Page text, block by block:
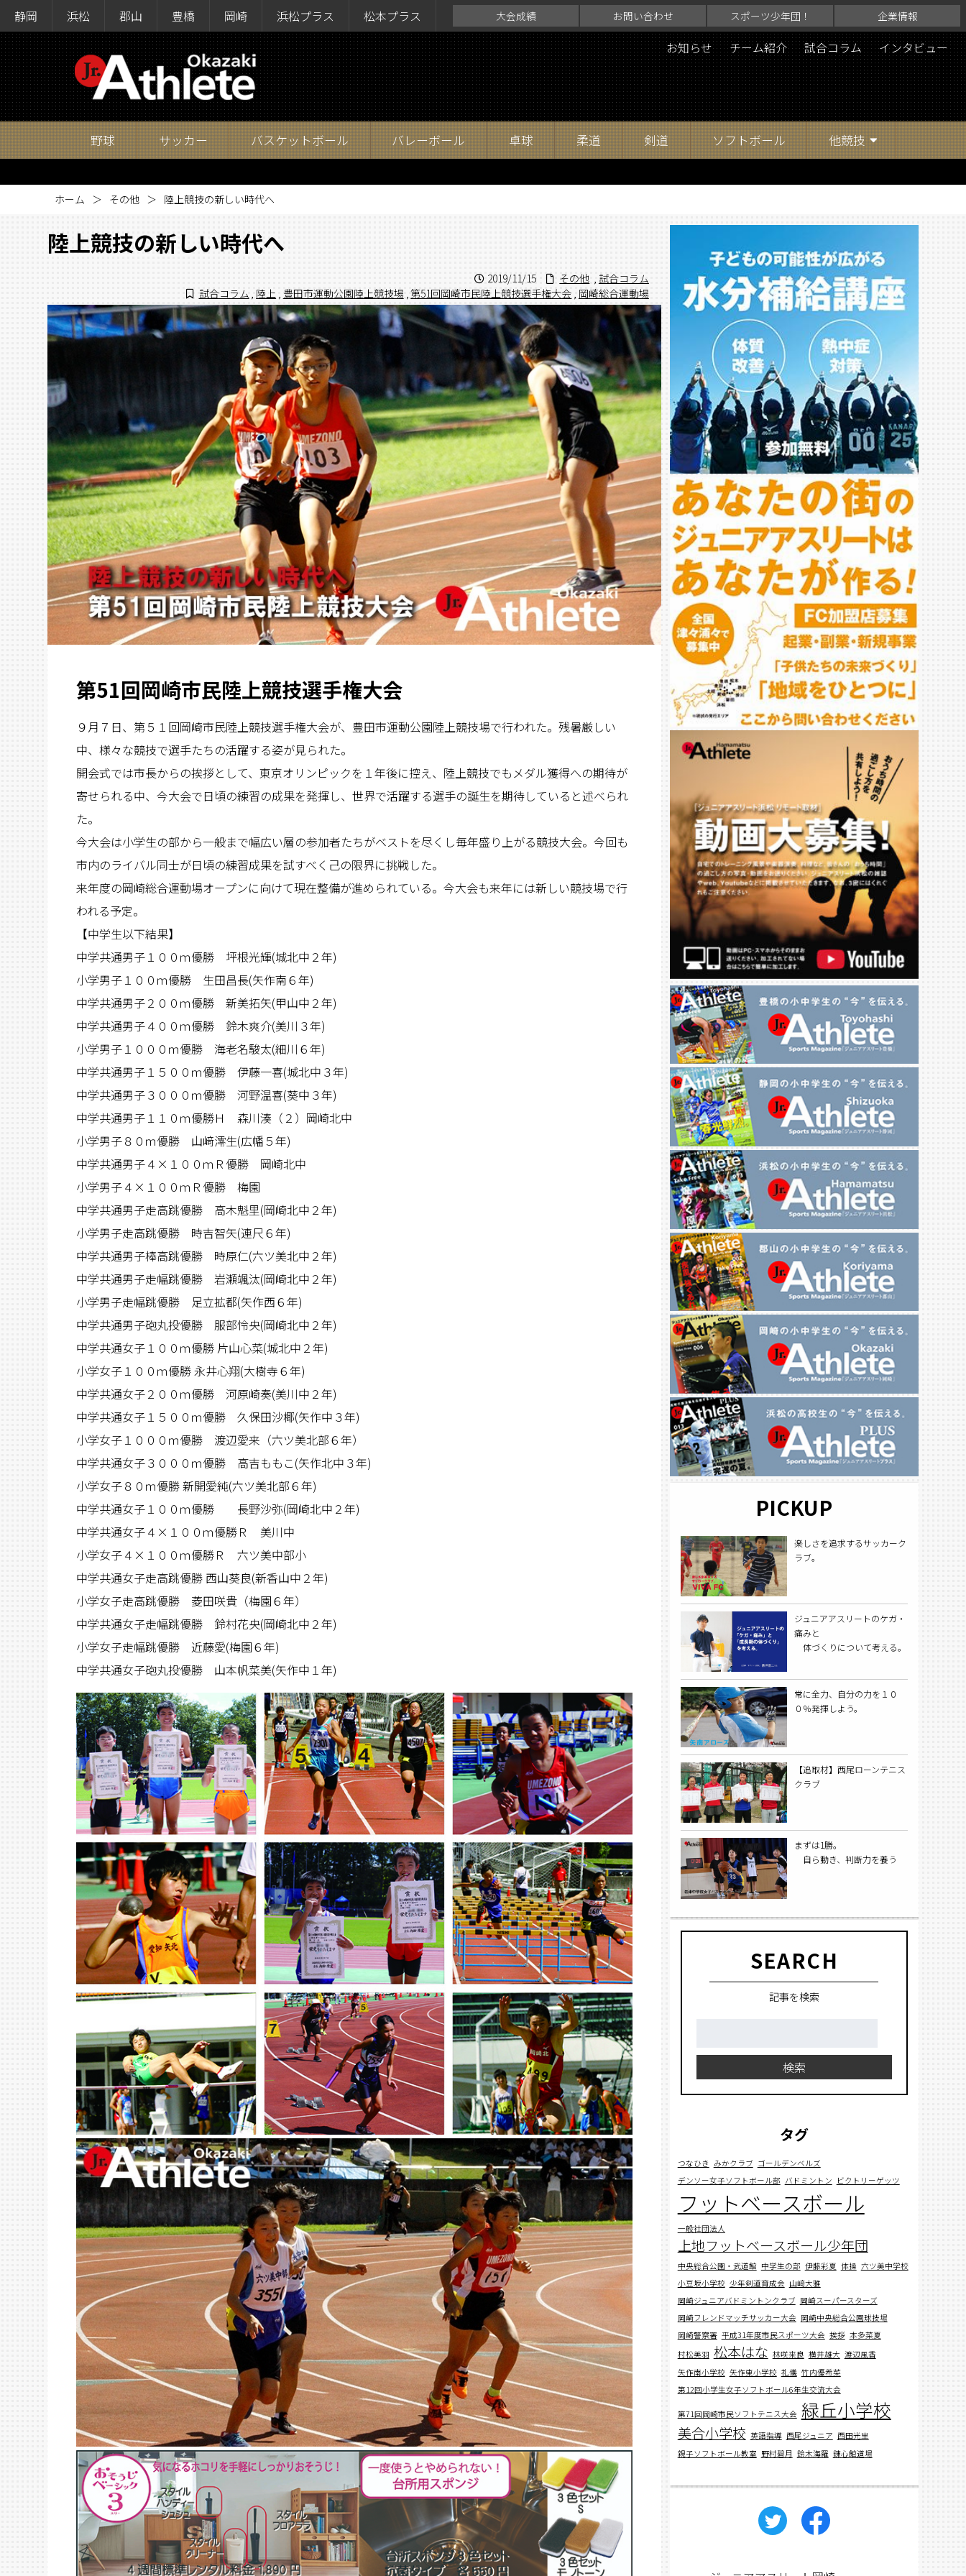
静岡 浜松 郡山 豊橋 岡崎 浜松プラス 松本プラス 大会成績 お問い合わせ スポーツ少年団！ 企業情報
お知らせ チーム紹介 試合コラム インタビュー
野球 サッカー バスケットボール バレーボール 卓球 柔道 剣道 ソフトボール 他競技
ホーム その他 陸上競技の新しい時代へ
陸上競技の新しい時代へ
2019/11/15 その他 , 試合コラム
試合コラム , 陸上 , 豊田市運動公園陸上競技場 ,第51回岡崎市民陸上競技選手権大会 , 岡崎総合運動場
第51回岡崎市民陸上競技選手権大会
９月７日、第５１回岡崎市民陸上競技選手権大会が、豊田市運動公園陸上競技場で行われた。残暑厳しい
中、様々な競技で選手たちの活躍する姿が見られた。
開会式では市長からの挨拶として、東京オリンピックを１年後に控え、陸上競技でもメダル獲得への期待が
寄せられる中、今大会で日頃の練習の成果を発揮し、世界で活躍する選手の誕生を期待していると述べられ
た。
今大会は小学生の部から一般まで幅広い層の参加者たちがベストを尽くし毎年盛り上がる競技大会。今回も
市内のライバル同士が日頃の練習成果を試すべく己の限界に挑戦した。
来年度の岡崎総合運動場オープンに向けて現在整備が進められている。今大会も来年には新しい競技場で行
われる予定。
【中学生以下結果】
中学共通男子１００ｍ優勝 坪根光輝(城北中２年)
小学男子１００ｍ優勝 生田昌長(矢作南６年)
中学共通男子２００ｍ優勝 新美拓矢(甲山中２年)
中学共通男子４００ｍ優勝 鈴木爽介(美川３年)
小学男子１０００ｍ優勝 海老名駿太(細川６年)
中学共通男子１５００ｍ優勝 伊藤一喜(城北中３年)
中学共通男子３０００ｍ優勝 河野温喜(葵中３年)
中学共通男子１１０ｍ優勝Ｈ 森川湊（２）岡崎北中
小学男子８０ｍ優勝 山﨑澪生(広幡５年)
中学共通男子４×１００ｍＲ優勝 岡崎北中
小学男子４×１００ｍＲ優勝 梅園
中学共通男子走高跳優勝 高木魁里(岡崎北中２年)
小学男子走高跳優勝 時吉智矢(連尺６年)
中学共通男子棒高跳優勝 時原仁(六ツ美北中２年)
中学共通男子走幅跳優勝 岩瀬颯汰(岡崎北中２年)
小学男子走幅跳優勝 足立拡都(矢作西６年)
中学共通男子砲丸投優勝 服部怜央(岡崎北中２年)
中学共通女子１００ｍ優勝 片山心菜(城北中２年)
小学女子１００ｍ優勝 永井心翔(大樹寺６年)
中学共通女子２００ｍ優勝 河原崎奏(美川中２年)
中学共通女子１５００ｍ優勝 久保田沙椰(矢作中３年)
小学女子１０００ｍ優勝 渡辺愛来（六ツ美北部６年）
中学共通女子３０００ｍ優勝 高吉ももこ(矢作北中３年)
小学女子８０ｍ優勝 新開愛純(六ツ美北部６年)
中学共通女子１００ｍ優勝 長野沙弥(岡崎北中２年)
中学共通女子４×１００ｍ優勝Ｒ 美川中
小学女子４×１００ｍ優勝Ｒ 六ツ美中部小
中学共通女子走高跳優勝 西山葵良(新香山中２年)
小学女子走高跳優勝 菱田咲貴（梅園６年）
中学共通女子走幅跳優勝 鈴村花央(岡崎北中２年)
小学女子走幅跳優勝 近藤愛(梅園６年)
中学共通女子砲丸投優勝 山本帆菜美(矢作中１年)
PICKUP
楽しさを追求するサッカーク
ラブ。
ジュニアアスリートのケガ・
痛みと
体づくりについて考える。
常に全力、自分の力を１０
０％発揮しよう。
【追取材】西尾ローンテニス
クラブ
まずは1勝。
自ら動き、判断力を養う
SEARCH
記事を検索
検索
タグ
つなひき みかクラブ ゴールデンベルズ
デンソー女子ソフトボール部 バドミントン ビクトリーゲッツ
フットベースボール
一般社団法人
上地フットベースボール少年団
中央総合公園・武道館 中学生の部 伊藤彩夏 体操 六ツ美中学校
小豆坂小学校 少年剣道育成会 山﨑大雅
岡崎ジュニアバドミントンクラブ 岡崎スーパースターズ
岡崎フレンドマッチサッカー大会 岡崎中央総合公園球技場
岡崎警察署 平成31年度市民スポーツ大会 挨拶 本多菜夏
村松美羽 松本はな 林咲来良 横井雄大 渡辺風香
矢作南小学校 矢作東小学校 礼儀 竹内優希菜
第12回小学生女子ソフトボール6年生交流大会
第71回岡崎市民ソフトテニス大会 緑丘小学校
美合小学校 英語指導 西尾ジュニア 西田光里
親子ソフトボール教室 野村碧月 鈴木海羅 錬心館道場